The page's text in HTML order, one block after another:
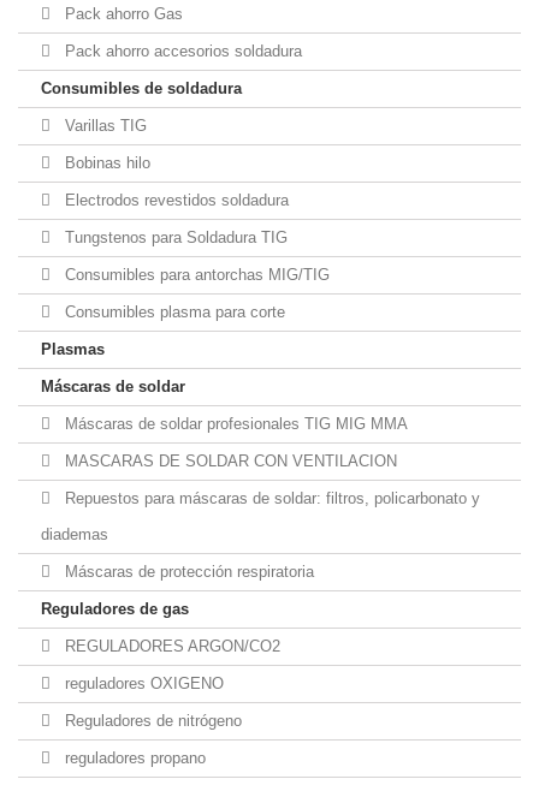
Pack ahorro Gas
Pack ahorro accesorios soldadura
Consumibles de soldadura
Varillas TIG
Bobinas hilo
Electrodos revestidos soldadura
Tungstenos para Soldadura TIG
Consumibles para antorchas MIG/TIG
Consumibles plasma para corte
Plasmas
Máscaras de soldar
Máscaras de soldar profesionales TIG MIG MMA
MASCARAS DE SOLDAR CON VENTILACION
Repuestos para máscaras de soldar: filtros, policarbonato y
diademas
Máscaras de protección respiratoria
Reguladores de gas
REGULADORES ARGON/CO2
reguladores OXIGENO
Reguladores de nitrógeno
reguladores propano